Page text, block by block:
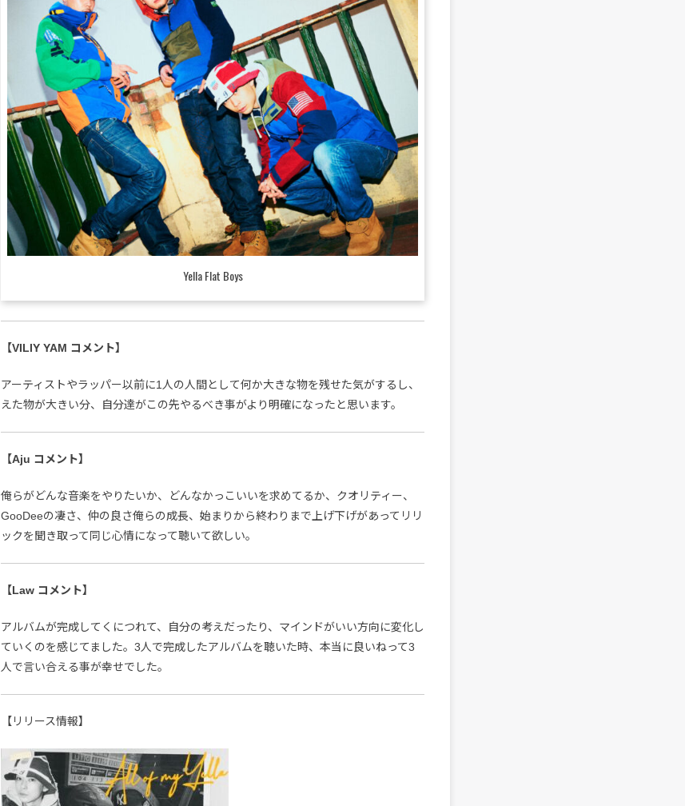
Yella Flat Boys
【VILIY YAM コメント】
アーティストやラッパー以前に1人の人間として何か大きな物を残せた気がするし、
えた物が大きい分、自分達がこの先やるべき事がより明確になったと思います。
【Aju コメント】
俺らがどんな音楽をやりたいか、どんなかっこいいを求めてるか、クオリティー、
GooDeeの凄さ、仲の良さ俺らの成長、始まりから終わりまで上げ下げがあってリリ
ックを聞き取って同じ心情になって聴いて欲しい。
【Law コメント】
アルバムが完成してくにつれて、自分の考えだったり、マインドがいい方向に変化し
ていくのを感じてました。3人で完成したアルバムを聴いた時、本当に良いねって3
人で言い合える事が幸せでした。
【リリース情報】